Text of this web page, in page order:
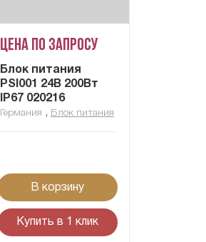
Цена по запросу
Блок питания
PSI001 24В 200Вт
IP67 020216
Германия , Блок питания
В корзину
Купить в 1 клик